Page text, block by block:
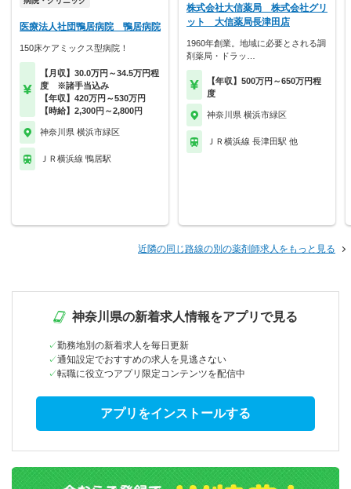
医療法人社団鴨居病院 鴨居病院
150床ケアミックス型病院！
【月収】30.0万円～34.5万円程
度 ※諸手当込み
【年収】420万円～530万円
【時給】2,300円～2,800円
神奈川県 横浜市緑区
ＪＲ横浜線 鴨居駅
株式会社大信薬局 株式会社グリ
ット 大信薬局長津田店
1960年創業。地域に必要とされる調
剤薬局・ドラッ…
【年収】500万円～650万円程
度
神奈川県 横浜市緑区
ＪＲ横浜線 長津田駅 他
近隣の同じ路線の別の薬剤師求人をもっと見る
神奈川県の新着求人情報をアプリで見る
勤務地別の新着求人を毎日更新
通知設定でおすすめの求人を見逃さない
転職に役立つアプリ限定コンテンツを配信中
アプリをインストールする